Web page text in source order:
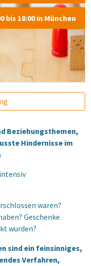
bis 18:00 in München
Beziehungsthemen,
Hindernisse im
waren?
Geschenke
wurden?
sind ein feinsinniges,
Verfahren,